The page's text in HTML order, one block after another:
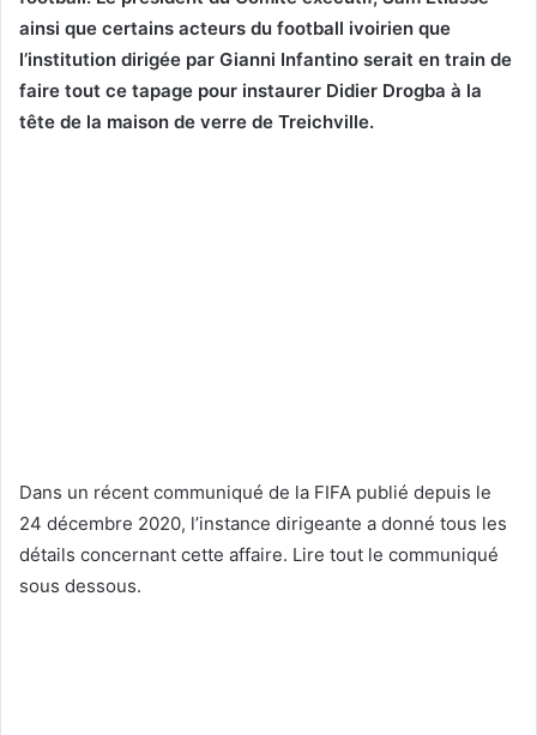
ainsi que certains acteurs du football ivoirien que
l’institution dirigée par Gianni Infantino serait en train de
faire tout ce tapage pour instaurer Didier Drogba à la
tête de la maison de verre de Treichville.
Dans un récent communiqué de la FIFA publié depuis le
24 décembre 2020, l’instance dirigeante a donné tous les
détails concernant cette affaire. Lire tout le communiqué
sous dessous.